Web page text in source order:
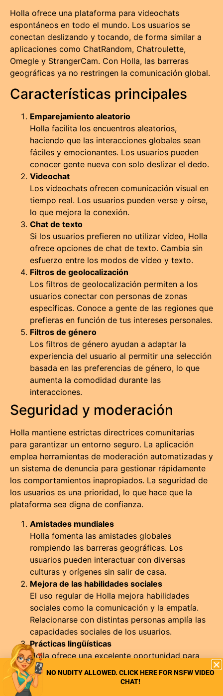
Holla ofrece una plataforma para videochats
espontáneos en todo el mundo. Los usuarios se
conectan deslizando y tocando, de forma similar a
aplicaciones como ChatRandom, Chatroulette,
Omegle y StrangerCam. Con Holla, las barreras
geográficas ya no restringen la comunicación global.
Características principales
Emparejamiento aleatorio
Holla facilita los encuentros aleatorios,
haciendo que las interacciones globales sean
fáciles y emocionantes. Los usuarios pueden
conocer gente nueva con solo deslizar el dedo.
Videochat
Los videochats ofrecen comunicación visual en
tiempo real. Los usuarios pueden verse y oírse,
lo que mejora la conexión.
Chat de texto
Si los usuarios prefieren no utilizar vídeo, Holla
ofrece opciones de chat de texto. Cambia sin
esfuerzo entre los modos de vídeo y texto.
Filtros de geolocalización
Los filtros de geolocalización permiten a los
usuarios conectar con personas de zonas
específicas. Conoce a gente de las regiones que
prefieras en función de tus intereses personales.
Filtros de género
Los filtros de género ayudan a adaptar la
experiencia del usuario al permitir una selección
basada en las preferencias de género, lo que
aumenta la comodidad durante las
interacciones.
Seguridad y moderación
Holla mantiene estrictas directrices comunitarias
para garantizar un entorno seguro. La aplicación
emplea herramientas de moderación automatizadas y
un sistema de denuncia para gestionar rápidamente
los comportamientos inapropiados. La seguridad de
los usuarios es una prioridad, lo que hace que la
plataforma sea digna de confianza.
Amistades mundiales
Holla fomenta las amistades globales
rompiendo las barreras geográficas. Los
usuarios pueden interactuar con diversas
culturas y orígenes sin salir de casa.
Mejora de las habilidades sociales
El uso regular de Holla mejora habilidades
sociales como la comunicación y la empatía.
Relacionarse con distintas personas amplía las
capacidades sociales de los usuarios.
Prácticas lingüísticas
Holla ofrece una excelente oportunidad para
practicar nuevos idiomas. Los usuarios pueden
interactuar con hablantes nativos de distintos
países, mejorando sus conocimientos
NO NUDITY ALLOWED. CLICK HERE FOR NSFW VIDEO
CHAT!